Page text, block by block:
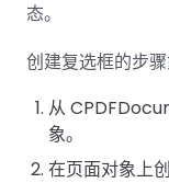
态。
创建复选框的步骤
从
象。
在页面对象上